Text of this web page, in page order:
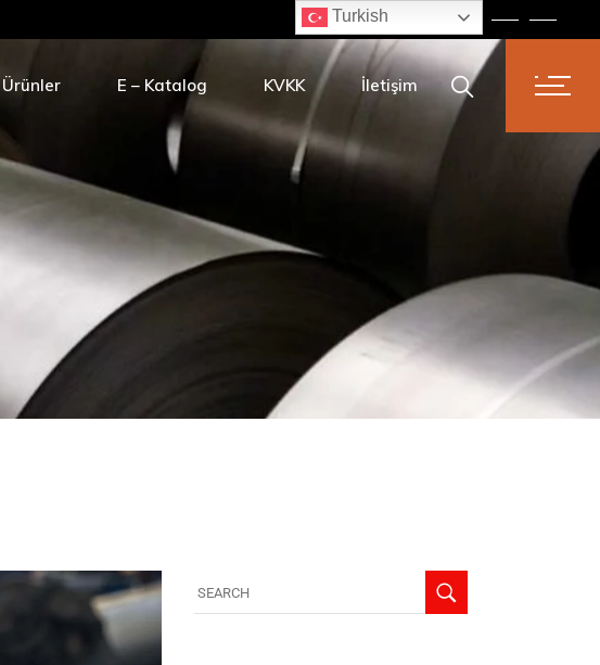
Ürünler
Galvanizli Tel
Çelik Hasır
Tavlı Tel
Tele Dizili Çivi
Dökme Çivi
Dikenli Tel
E – Katalog KVKK
Kurumsal Politikalar
İletişim
Galvanizli Tel
Çelik Hasır
Tele Dizili Çivi
Dökme Çivi
Dikenli Tel
Soguk Çekilmis Tavlı Tel
Kurumsal Politikalar
Kvkk başvuru formu
Turkish